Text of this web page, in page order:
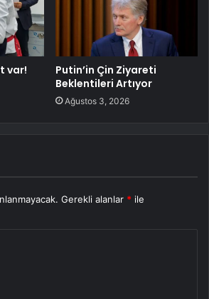
var!
Putin’in Çin Ziyareti
Beklentileri Artıyor
Ağustos 3, 2026
Gerekli alanlar * ile